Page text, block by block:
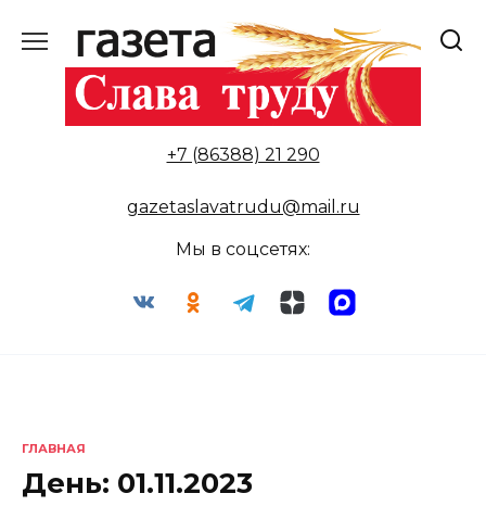
содержанию
+7 (86388) 21 290
gazetaslavatrudu@mail.ru
Мы в соцсетях:
ГЛАВНАЯ
День: 01.11.2023